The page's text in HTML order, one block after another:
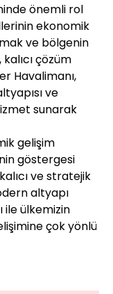
önemli rol
ekonomik
ve bölgenin
çözüm
Havalimanı,
ve
sunarak
gelişim
göstergesi
ve stratejik
altyapı
ile ülkemizin
çok yönlü